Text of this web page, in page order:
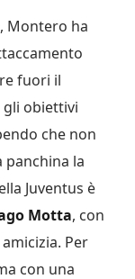
Montero ha
fuori il
gli obiettivi
che non
panchina la
Juventus è
Motta, con
Per
con una